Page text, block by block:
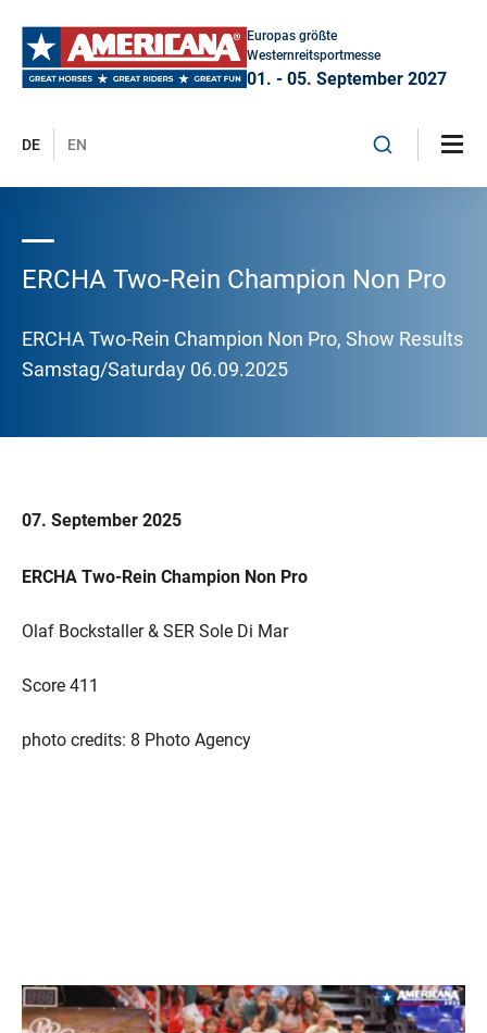
Europas größte
Westernreitsportmesse
01. - 05. September 2027
DE EN
ERCHA Two-Rein Champion Non Pro
ERCHA Two-Rein Champion Non Pro, Show Results
Samstag/Saturday 06.09.2025
07. September 2025
ERCHA Two-Rein Champion Non Pro
Olaf Bockstaller & SER Sole Di Mar
Score 411
photo credits: 8 Photo Agency